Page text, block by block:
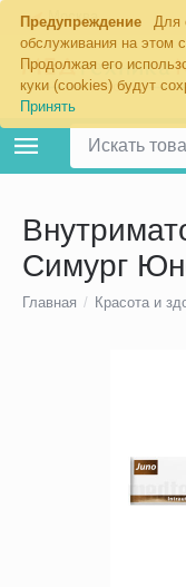
Предупреждение
Для
обслуживания на этом
Продолжая его
куки (cookies) будут
Принять
Москва
Симург
Главная / Красота и